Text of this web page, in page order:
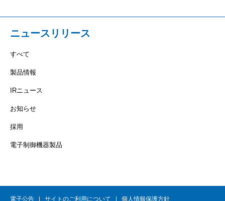
ニュースリリース
すべて
製品情報
IRニュース
お知らせ
採用
電子制御機器製品
電子公告 サイトのご利用について 個人情報保護方針